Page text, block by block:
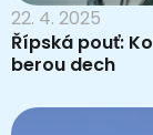
22. 4. 2025
Řípská pouť:
berou dech